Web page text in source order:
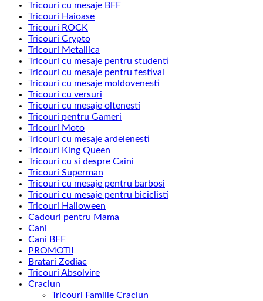
Tricouri cu mesaje BFF
Tricouri Haioase
Tricouri ROCK
Tricouri Crypto
Tricouri Metallica
Tricouri cu mesaje pentru studenti
Tricouri cu mesaje pentru festival
Tricouri cu mesaje moldovenesti
Tricouri cu versuri
Tricouri cu mesaje oltenesti
Tricouri pentru Gameri
Tricouri Moto
Tricouri cu mesaje ardelenesti
Tricouri King Queen
Tricouri cu si despre Caini
Tricouri Superman
Tricouri cu mesaje pentru barbosi
Tricouri cu mesaje pentru biciclisti
Tricouri Halloween
Cadouri pentru Mama
Cani
Cani BFF
PROMOTII
Bratari Zodiac
Tricouri Absolvire
Craciun
Tricouri Familie Craciun